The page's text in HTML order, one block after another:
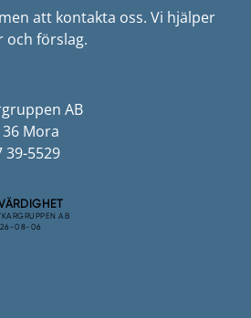
att kontakta oss. Vi hjälper
och förslag.
AB
Mora
39-5529